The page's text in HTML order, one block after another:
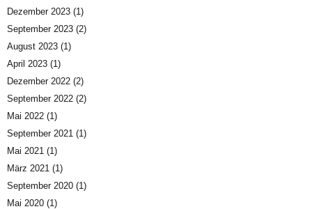
Dezember 2023 (1)
September 2023 (2)
August 2023 (1)
April 2023 (1)
Dezember 2022 (2)
September 2022 (2)
Mai 2022 (1)
September 2021 (1)
Mai 2021 (1)
März 2021 (1)
September 2020 (1)
Mai 2020 (1)